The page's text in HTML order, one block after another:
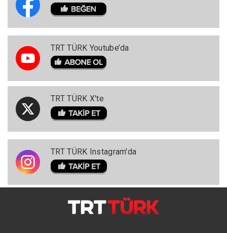
TRT TÜRK Youtube’da
TRT TÜRK X'te
TRT TÜRK Instagram'da